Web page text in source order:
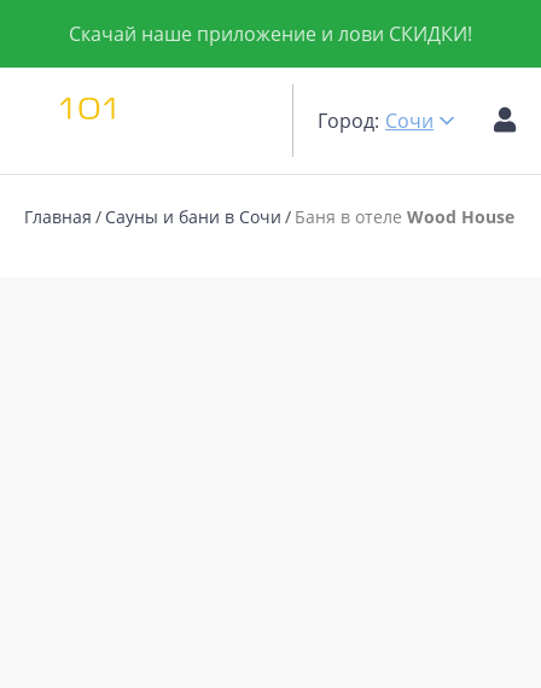
Скачай наше приложение и лови СКИДКИ!
Город: Сочи
Главная Сауны и бани в Сочи Баня в отеле Wood House